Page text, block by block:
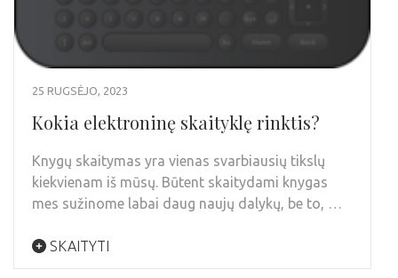
25 RUGSĖJO, 2023
Kokia elektroninę skaityklę rinktis?
Knygų skaitymas yra vienas svarbiausių tikslų
kiekvienam iš mūsų. Būtent skaitydami knygas
mes sužinome labai daug naujų dalykų, be to, …
SKAITYTI